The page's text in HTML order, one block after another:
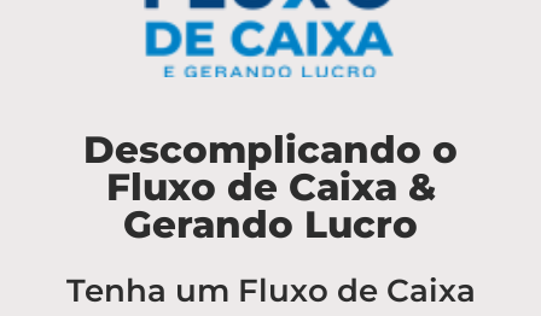
Descomplicando o
Fluxo de Caixa &
Gerando Lucro
Tenha um Fluxo de Caixa